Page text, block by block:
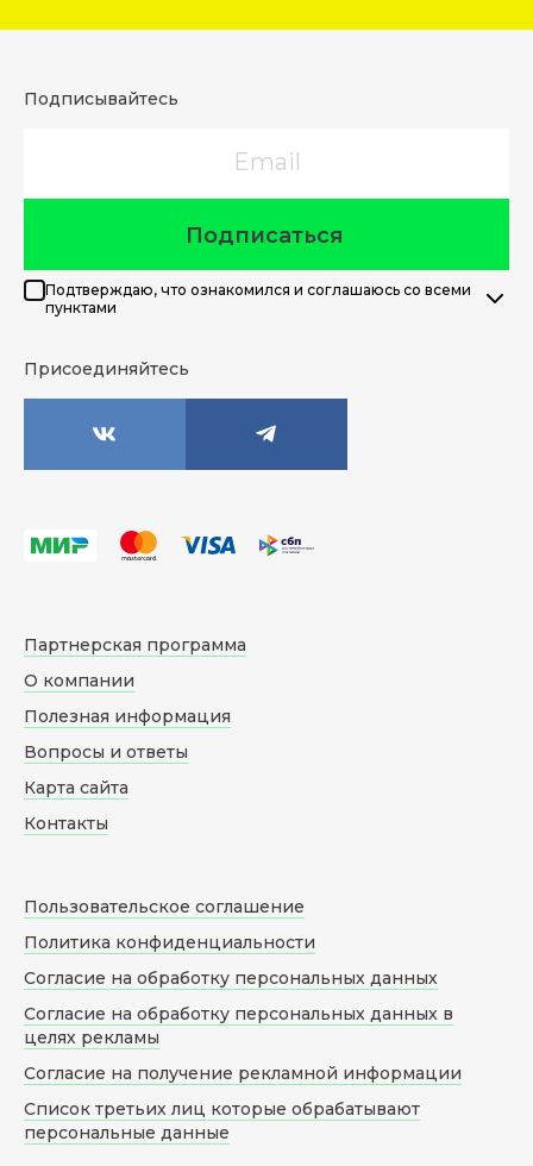
Подписывайтесь
Подписаться
Подтверждаю, что ознакомился и соглашаюсь со всеми
пунктами
Присоединяйтесь
Партнерская программа
О компании
Полезная информация
Вопросы и ответы
Карта сайта
Контакты
Пользовательское соглашение
Политика конфиденциальности
Согласие на обработку персональных данных
Согласие на обработку персональных данных в
целях рекламы
Согласие на получение рекламной информации
Список третьих лиц которые обрабатывают
персональные данные